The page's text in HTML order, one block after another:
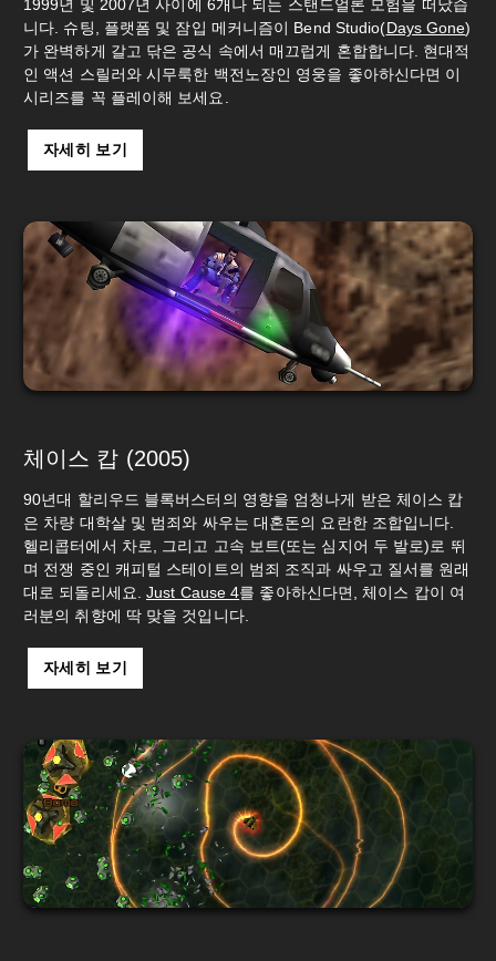
1999년 및 2007년 사이에 6개나 되는 스탠드얼론 모험을 떠났습
니다. 슈팅, 플랫폼 및 잠입 메커니즘이 Bend Studio(Days Gone)
가 완벽하게 갈고 닦은 공식 속에서 매끄럽게 혼합합니다. 현대적
인 액션 스릴러와 시무룩한 백전노장인 영웅을 좋아하신다면 이
시리즈를 꼭 플레이해 보세요.
자세히 보기
체이스 캅 (2005)
90년대 할리우드 블록버스터의 영향을 엄청나게 받은 체이스 캅
은 차량 대학살 및 범죄와 싸우는 대혼돈의 요란한 조합입니다.
헬리콥터에서 차로, 그리고 고속 보트(또는 심지어 두 발로)로 뛰
며 전쟁 중인 캐피털 스테이트의 범죄 조직과 싸우고 질서를 원래
대로 되돌리세요. Just Cause 4를 좋아하신다면, 체이스 캅이 여
러분의 취향에 딱 맞을 것입니다.
자세히 보기